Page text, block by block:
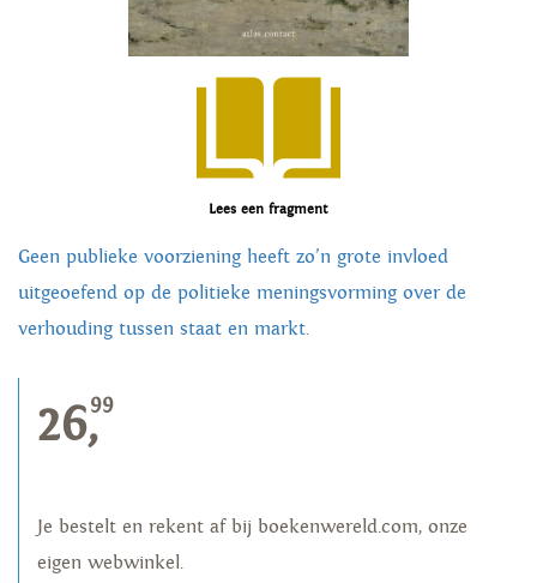
Lees een fragment
Geen publieke voorziening heeft zo’n grote invloed
uitgeoefend op de politieke meningsvorming over de
verhouding tussen staat en markt.
26,99
Je bestelt en rekent af bij boekenwereld.com, onze
eigen webwinkel.